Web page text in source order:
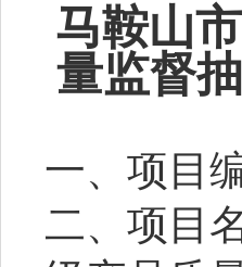
马鞍山
量监督
一、项目
二、项目